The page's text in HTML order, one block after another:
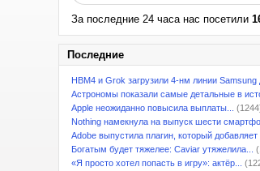
За последние 24 часа нас посетили
Последние
HBM4 и Grok загрузили 4-нм линии Samsung
Астрономы показали самые детальные в
Apple неожиданно повысила выплаты...
Nothing намекнула на выпуск шести
Adobe выпустила плагин, который добавляет
Богатым будет тяжелее: Caviar утяжелила...
«Я просто хотел попасть в игру»: актёр...